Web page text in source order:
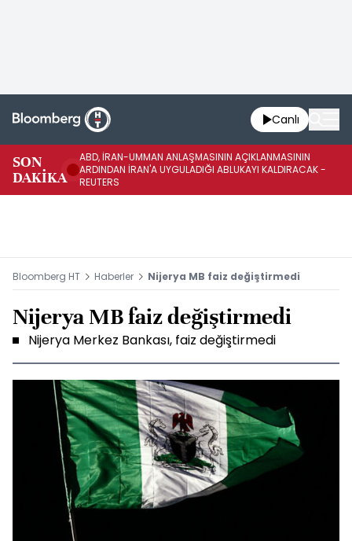
Canlı
SON
DAKİKA
ABD, İRAN-UMMAN ANLAŞMASININ AÇIKLANMASININ
ARDINDAN İRAN'A UYGULADIĞI ABLUKAYI KALDIRACAK -
REUTERS
Bloomberg HT Haberler Nijerya MB faiz değiştirmedi
Nijerya MB faiz değiştirmedi
Nijerya Merkez Bankası, faiz değiştirmedi